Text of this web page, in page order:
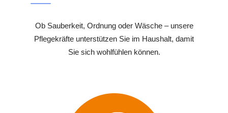
Ob Sauberkeit, Ordnung oder Wäsche – unsere
Pflegekräfte unterstützen Sie im Haushalt, damit
Sie sich wohlfühlen können.